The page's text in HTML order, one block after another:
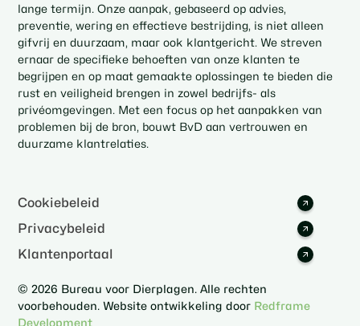
lange termijn. Onze aanpak, gebaseerd op advies,
preventie, wering en effectieve bestrijding, is niet alleen
gifvrij en duurzaam, maar ook klantgericht. We streven
ernaar de specifieke behoeften van onze klanten te
begrijpen en op maat gemaakte oplossingen te bieden die
rust en veiligheid brengen in zowel bedrijfs- als
privéomgevingen. Met een focus op het aanpakken van
problemen bij de bron, bouwt BvD aan vertrouwen en
duurzame klantrelaties.
Cookiebeleid
Privacybeleid
Klantenportaal
© 2026 Bureau voor Dierplagen. Alle rechten
voorbehouden. Website ontwikkeling door Redframe
Development